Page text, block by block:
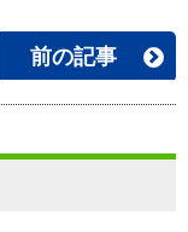
前の記事